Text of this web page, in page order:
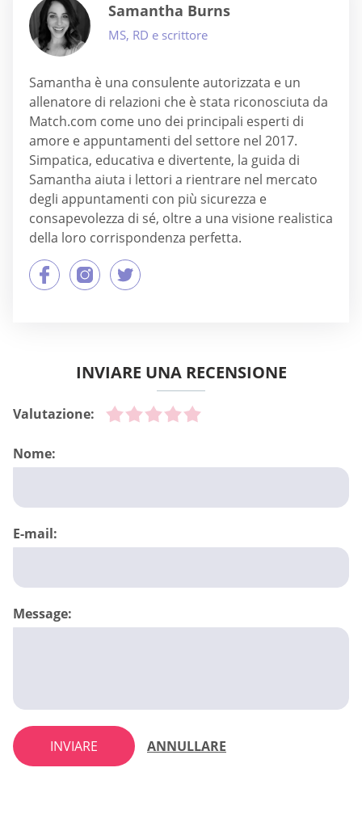
Samantha Burns
MS, RD e scrittore
Samantha è una consulente autorizzata e un
allenatore di relazioni che è stata riconosciuta da
Match.com come uno dei principali esperti di
amore e appuntamenti del settore nel 2017.
Simpatica, educativa e divertente, la guida di
Samantha aiuta i lettori a rientrare nel mercato
degli appuntamenti con più sicurezza e
consapevolezza di sé, oltre a una visione realistica
della loro corrispondenza perfetta.
INVIARE UNA RECENSIONE
Valutazione:
Nome:
E-mail:
Message:
INVIARE ANNULLARE